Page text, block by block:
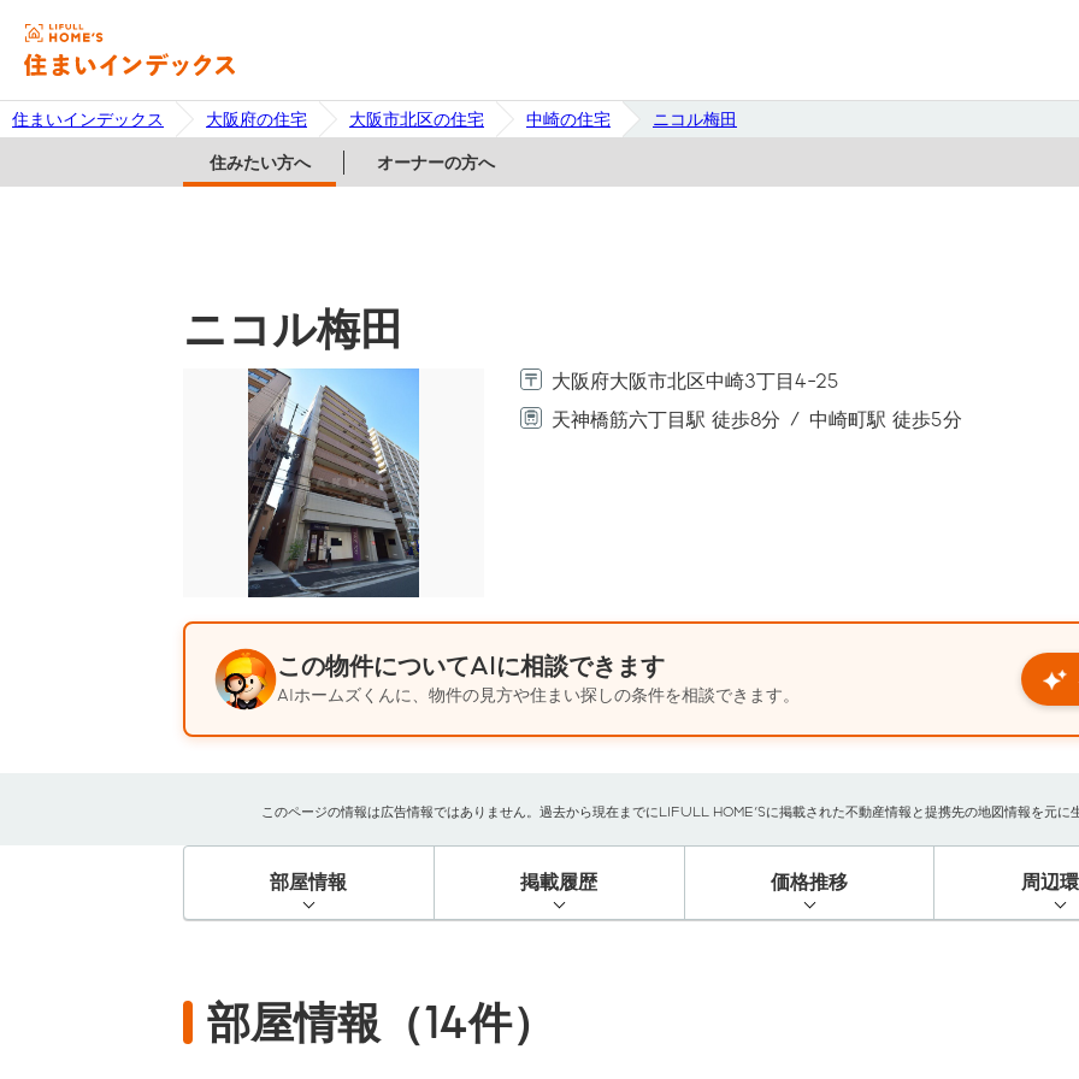
住まいインデックス 大阪府の住宅 大阪市北区の住宅 中崎の住宅 ニコル梅田
住みたい方へ オーナーの方へ
ニコル梅田
大阪府大阪市北区中崎3丁目4-25
天神橋筋六丁目駅 徒歩8分
中崎町駅 徒歩5分
この物件についてAIに相談できます
AIホームズくんに、物件の見方や住まい探しの条件を相談できます。
このページの情報は広告情報ではありません。過去から現在までにLIFULL HOME'Sに掲載された不動産情報と提携先の地図情報を元
部屋情報 掲載履歴 価格推移 周辺
部屋情報（14件）